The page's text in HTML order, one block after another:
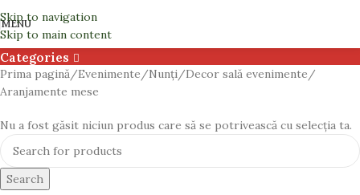
Skip to navigation
Skip to main content
MENU
Aranjamente mese
Categories
Prima pagină Evenimente Nunți
Decor sală evenimente
Aranjamente mese
Nu a fost găsit niciun produs care să se potrivească cu selecția ta.
Search